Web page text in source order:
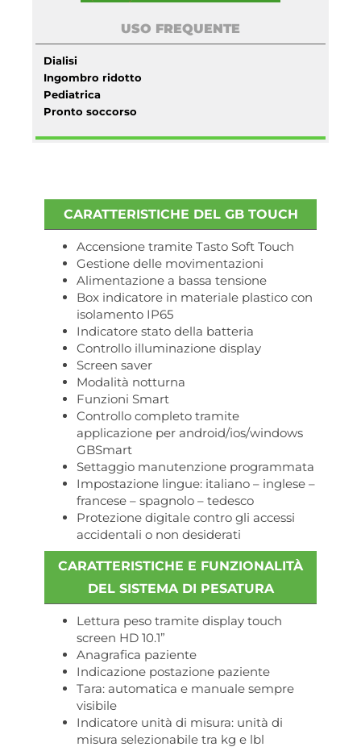
USO FREQUENTE
Dialisi
Ingombro ridotto
Pediatrica
Pronto soccorso
CARATTERISTICHE DEL GB TOUCH
Accensione tramite Tasto Soft Touch
Gestione delle movimentazioni
Alimentazione a bassa tensione
Box indicatore in materiale plastico con
isolamento IP65
Indicatore stato della batteria
Controllo illuminazione display
Screen saver
Modalità notturna
Funzioni Smart
Controllo completo tramite
applicazione per android/ios/windows
GBSmart
Settaggio manutenzione programmata
Impostazione lingue: italiano – inglese –
francese – spagnolo – tedesco
Protezione digitale contro gli accessi
accidentali o non desiderati
CARATTERISTICHE E FUNZIONALITÀ
DEL SISTEMA DI PESATURA
Lettura peso tramite display touch
screen HD 10.1”
Anagrafica paziente
Indicazione postazione paziente
Tara: automatica e manuale sempre
visibile
Indicatore unità di misura: unità di
misura selezionabile tra kg e lbl